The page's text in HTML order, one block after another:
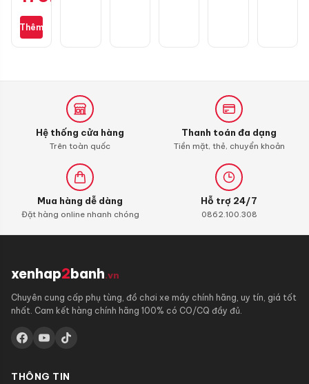
1
càng
Thêm
Hệ thống cửa hàng
Trên toàn quốc
Thanh toán đa dạng
Tiền mặt, thẻ, chuyển khoản
Mua hàng dễ dàng
Đặt hàng online nhanh chóng
Hỗ trợ 24/7
0862.100.308
xenhap2banh.vn
Chuyên cung cấp phụ tùng, đồ chơi xe máy chính hãng, uy tín, giá tốt
nhất. Cam kết hàng chính hãng 100% có CO/CQ đầy đủ.
THÔNG TIN